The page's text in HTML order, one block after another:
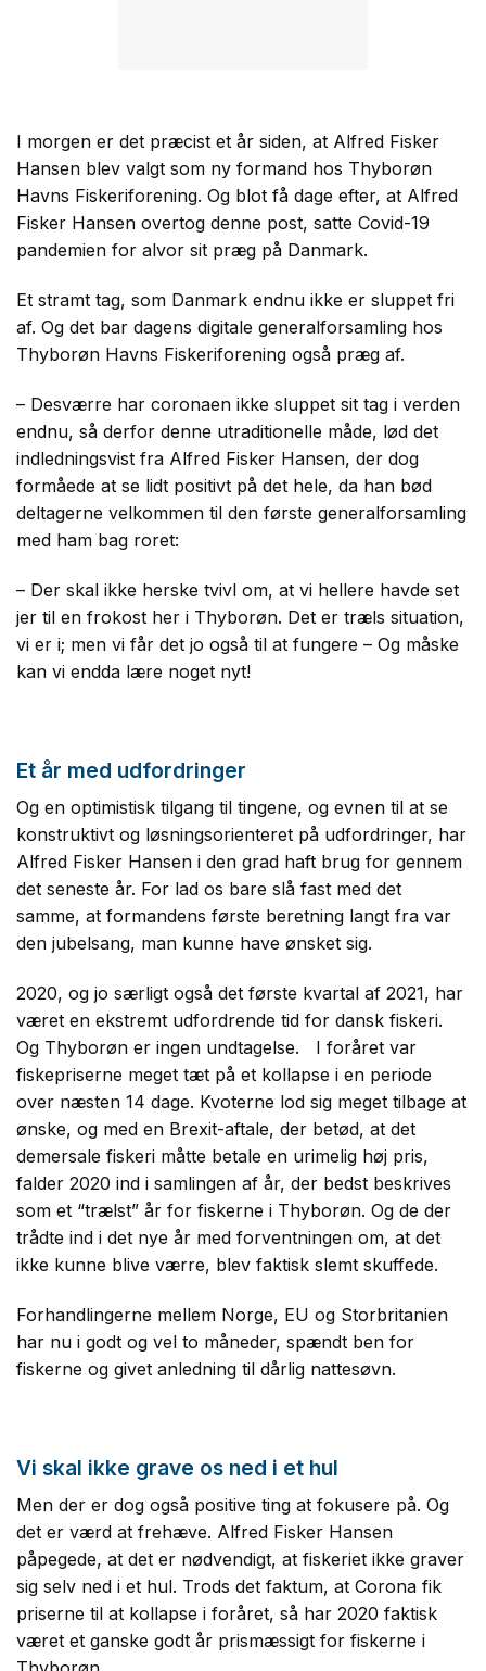
I morgen er det præcist et år siden, at Alfred Fisker
Hansen blev valgt som ny formand hos Thyborøn
Havns Fiskeriforening. Og blot få dage efter, at Alfred
Fisker Hansen overtog denne post, satte Covid-19
pandemien for alvor sit præg på Danmark.
Et stramt tag, som Danmark endnu ikke er sluppet fri
af. Og det bar dagens digitale generalforsamling hos
Thyborøn Havns Fiskeriforening også præg af.
– Desværre har coronaen ikke sluppet sit tag i verden
endnu, så derfor denne utraditionelle måde, lød det
indledningsvist fra Alfred Fisker Hansen, der dog
formåede at se lidt positivt på det hele, da han bød
deltagerne velkommen til den første generalforsamling
med ham bag roret:
– Der skal ikke herske tvivl om, at vi hellere havde set
jer til en frokost her i Thyborøn. Det er træls situation,
vi er i; men vi får det jo også til at fungere – Og måske
kan vi endda lære noget nyt!
Et år med udfordringer
Og en optimistisk tilgang til tingene, og evnen til at se
konstruktivt og løsningsorienteret på udfordringer, har
Alfred Fisker Hansen i den grad haft brug for gennem
det seneste år. For lad os bare slå fast med det
samme, at formandens første beretning langt fra var
den jubelsang, man kunne have ønsket sig.
2020, og jo særligt også det første kvartal af 2021, har
været en ekstremt udfordrende tid for dansk fiskeri.
Og Thyborøn er ingen undtagelse. I foråret var
fiskepriserne meget tæt på et kollapse i en periode
over næsten 14 dage. Kvoterne lod sig meget tilbage at
ønske, og med en Brexit-aftale, der betød, at det
demersale fiskeri måtte betale en urimelig høj pris,
falder 2020 ind i samlingen af år, der bedst beskrives
som et “trælst” år for fiskerne i Thyborøn. Og de der
trådte ind i det nye år med forventningen om, at det
ikke kunne blive værre, blev faktisk slemt skuffede.
Forhandlingerne mellem Norge, EU og Storbritanien
har nu i godt og vel to måneder, spændt ben for
fiskerne og givet anledning til dårlig nattesøvn.
Vi skal ikke grave os ned i et hul
Men der er dog også positive ting at fokusere på. Og
det er værd at frehæve. Alfred Fisker Hansen
påpegede, at det er nødvendigt, at fiskeriet ikke graver
sig selv ned i et hul. Trods det faktum, at Corona fik
priserne til at kollapse i foråret, så har 2020 faktisk
været et ganske godt år prismæssigt for fiskerne i